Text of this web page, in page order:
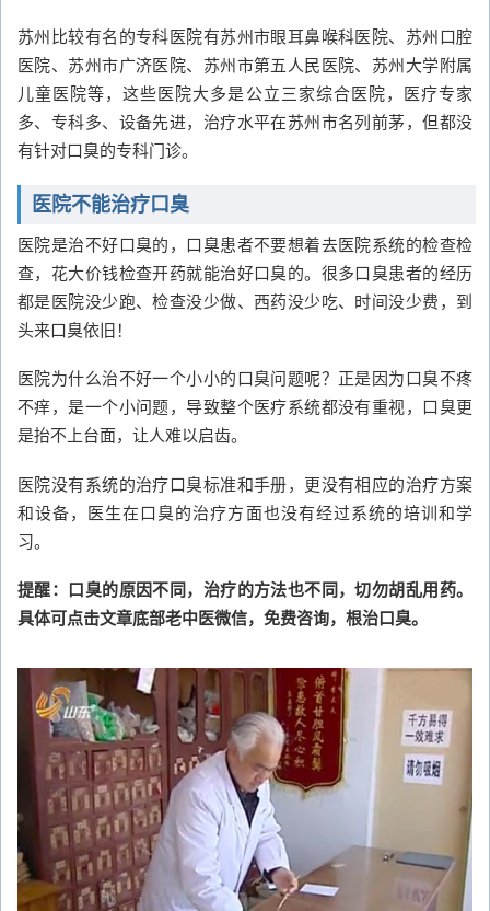
苏州比较有名的专科医院有苏州市眼耳鼻喉科医院、苏州口腔
医院、苏州市广济医院、苏州市第五人民医院、苏州大学附属
儿童医院等，这些医院大多是公立三家综合医院，医疗专家
多、专科多、设备先进，治疗水平在苏州市名列前茅，但都没
有针对口臭的专科门诊。
医院不能治疗口臭
医院是治不好口臭的，口臭患者不要想着去医院系统的检查检
查，花大价钱检查开药就能治好口臭的。很多口臭患者的经历
都是医院没少跑、检查没少做、西药没少吃、时间没少费，到
头来口臭依旧！
医院为什么治不好一个小小的口臭问题呢？正是因为口臭不疼
不痒，是一个小问题，导致整个医疗系统都没有重视，口臭更
是抬不上台面，让人难以启齿。
医院没有系统的治疗口臭标准和手册，更没有相应的治疗方案
和设备，医生在口臭的治疗方面也没有经过系统的培训和学
习。
提醒：口臭的原因不同，治疗的方法也不同，切勿胡乱用药。
具体可点击文章底部老中医微信，免费咨询，根治口臭。